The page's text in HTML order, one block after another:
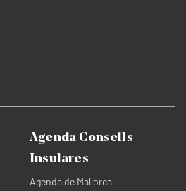
Agenda Consells
Insulares
Agenda de Mallorca